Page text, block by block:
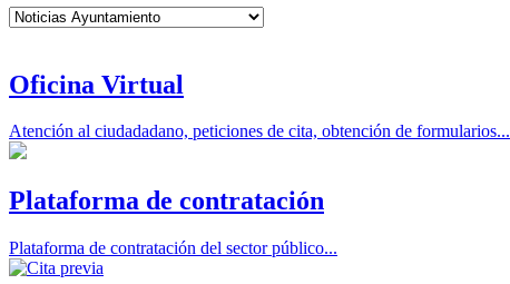
Categorías
Oficina Virtual
Atención al ciudadadano, peticiones de cita, obtención de formularios...
Plataforma de contratación
Plataforma de contratación del sector público...